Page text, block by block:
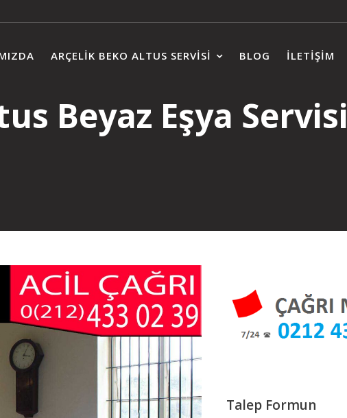
ARÇELIK BEKO ALTUS SERVISI BLOG İLETIŞIM
Beyaz Eşya Servisi
Talep Formun